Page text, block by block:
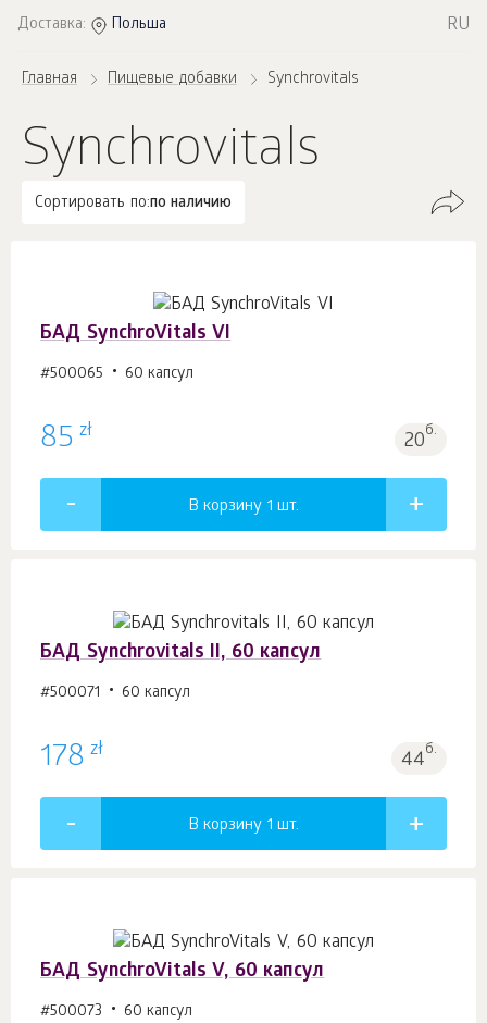
Доставка: Польша RU
Главная Пищевые добавки Synchrovitals
Synchrovitals
Сортировать по:по наличию
БАД SynchroVitals VI
#500065 60 капсул
85 zł 20б.
В корзину 1 шт.
БАД Synchrovitals II, 60 капсул
#500071 60 капсул
178 zł 44б.
В корзину 1 шт.
БАД SynchroVitals V, 60 капсул
#500073 60 капсул